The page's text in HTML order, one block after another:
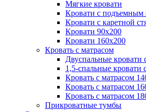
Мягкие кровати
Кровати с подъемным
Кровати с каретной
Кровати 90х200
Кровати 160х200
Кровать с матрасом
Двуспальные кровати
1,5-спальные кровати
Кровать с матрасом
Кровать с матрасом
Кровать с матрасом
Прикроватные тумбы